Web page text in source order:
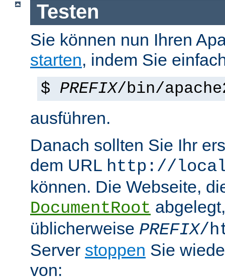
Testen
Sie können nun Ihren
starten, indem Sie
$ PREFIX/bin/
ausführen.
Danach sollten Sie Ihr
dem URL http://
können. Die Webseite,
DocumentRoot
üblicherweise PREFIX/
Server stoppen Sie
von: